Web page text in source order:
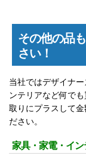
その他の品
さい！
当社ではデザイナ
ンテリアなど何で
取りにプラスして
ださい。
家具・家電・イ